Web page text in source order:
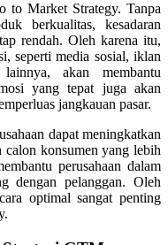
to Market Strategy. Tanpa
berkualitas, kesadaran
rendah. Oleh karena itu,
seperti media sosial, iklan
akan membantu
yang tepat juga akan
jangkauan pasar.
dapat meningkatkan
calon konsumen yang lebih
perusahaan dalam
dengan pelanggan. Oleh
optimal sangat penting